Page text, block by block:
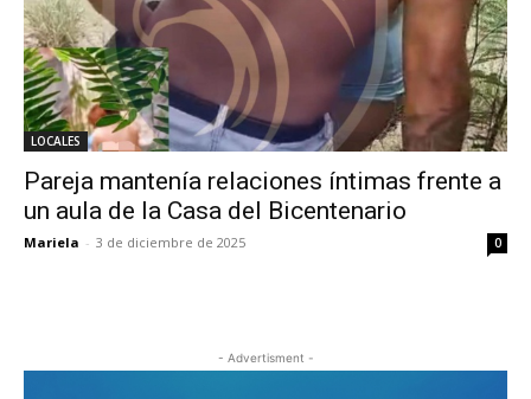
LOCALES
Pareja mantenía relaciones íntimas frente a
un aula de la Casa del Bicentenario
Mariela - 3 de diciembre de 2025 0
- Advertisment -